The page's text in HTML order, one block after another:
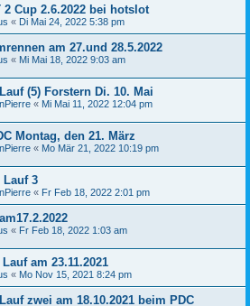
Cup 2.6.2022 bei hotslot
« Di Mai 24, 2022 5:38 pm
am 27.und 28.5.2022
« Mi Mai 18, 2022 9:03 am
(5) Forstern Di. 10. Mai
« Mi Mai 11, 2022 12:04 pm
Montag, den 21. März
« Mo Mär 21, 2022 10:19 pm
Lauf 3
« Fr Feb 18, 2022 2:01 pm
« Fr Feb 18, 2022 1:03 am
am 23.11.2021
« Mo Nov 15, 2021 8:24 pm
zwei am 18.10.2021 beim PDC